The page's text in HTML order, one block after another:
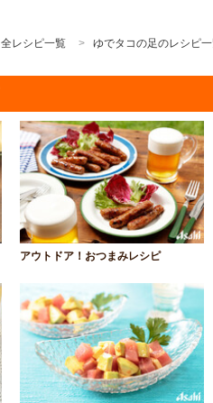
全レシピ一覧 ゆでタコの足のレシピ
アウトドア！おつまみレシピ